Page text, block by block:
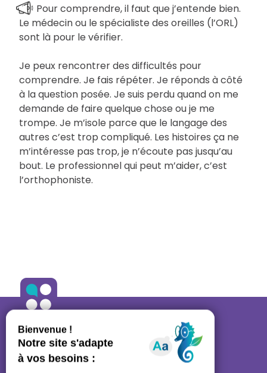
Pour comprendre, il faut que j’entende bien.
Le médecin ou le spécialiste des oreilles (l’ORL)
sont là pour le vérifier.
Je peux rencontrer des difficultés pour
comprendre. Je fais répéter. Je réponds à côté
à la question posée. Je suis perdu quand on me
demande de faire quelque chose ou je me
trompe. Je m’isole parce que le langage des
autres c’est trop compliqué. Les histoires ça ne
m’intéresse pas trop, je n’écoute pas jusqu’au
bout. Le professionnel qui peut m’aider, c’est
l’orthophoniste.
ALLO ORTHO